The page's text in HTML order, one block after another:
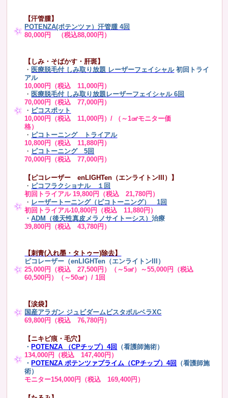
【汗管腫】
POTENZA(ポテンツァ）汗管腫 4回
80,000円 （税込88,000円）
【しみ・そばかす・肝斑】
・ 医療脱毛付 しみ取り放題 レーザーフェイシャル 初回トライ
アル
10,000円（税込 11,000円）
・ 医療脱毛付 しみ取り放題レーザーフェイシャル 6回
70,000円（税込 77,000円）
・ ピコスポット
10,000円（税込 11,000円）/ （～1㎠モニター価
格）
・ ピコトーニング トライアル
10,800円（税込 11,880円）
・ ピコトーニング 5回
70,000円（税込 77,000円）
【ピコレーザー enLIGHTen（エンライトンIII）】
・ ピコフラクショナル １回
初回トライアル 19,800円（税込 21,780円）
・ レーザートーニング（ピコトーニング） 1回
初回トライアル10,800円（税込 11,880円）
・ADM（後天性真皮メラノサイトーシス）治療
39,800円（税込 43,780円）
【刺青(入れ墨・タトゥー)除去】
ピコレーザー（enLIGHTen（エンライトンIII）
25,000円（税込 27,500円）（～5㎠）～55,000円（税込
60,500円）（～50㎠）/ 1回
【涙袋】
国産アラガン ジュビダームビスタボルベラXC
69,800円（税込 76,780円）
【ニキビ痕・毛穴】
・ POTENZA （CPチップ）4回
（看護師施術）
134,000円（税込 147,400円）
・ POTENZA ポテンツァプライム（CPチップ）4回
（看護師施
術）
モニター154,000円（税込 169,400円）